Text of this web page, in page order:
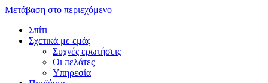
Μετάβαση στο περιεχόμενο
Σπίτι
Σχετικά με εμάς
Συχνές ερωτήσεις
Οι πελάτες
Υπηρεσία